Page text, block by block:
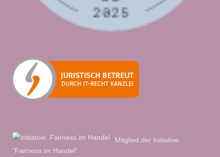
Mitglied der Initiative
"Fairness im Handel".